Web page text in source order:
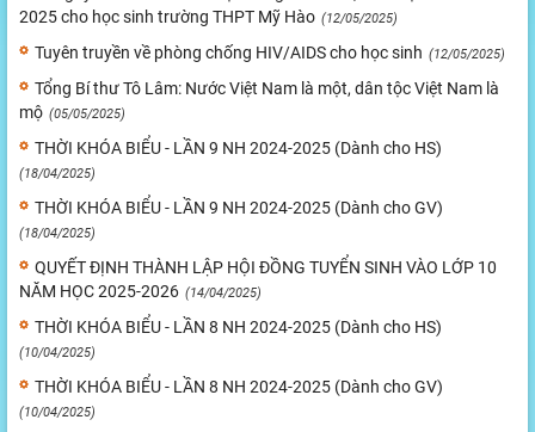
2025 cho học sinh trường THPT Mỹ Hào (12/05/2025)
Tuyên truyền về phòng chống HIV/AIDS cho học sinh (12/05/2025)
Tổng Bí thư Tô Lâm: Nước Việt Nam là một, dân tộc Việt Nam là
mộ (05/05/2025)
THỜI KHÓA BIỂU - LẦN 9 NH 2024-2025 (Dành cho HS)
(18/04/2025)
THỜI KHÓA BIỂU - LẦN 9 NH 2024-2025 (Dành cho GV)
(18/04/2025)
QUYẾT ĐỊNH THÀNH LẬP HỘI ĐỒNG TUYỂN SINH VÀO LỚP 10
NĂM HỌC 2025-2026 (14/04/2025)
THỜI KHÓA BIỂU - LẦN 8 NH 2024-2025 (Dành cho HS)
(10/04/2025)
THỜI KHÓA BIỂU - LẦN 8 NH 2024-2025 (Dành cho GV)
(10/04/2025)